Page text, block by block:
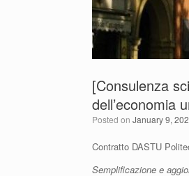
[Consulenza
dell’economia
Posted on January 9,
Contratto DASTU
Semplificazione e